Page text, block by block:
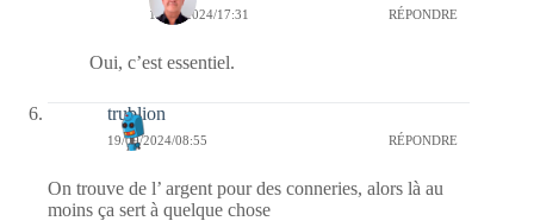
19/09/2024/17:31 RÉPONDRE
Oui, c’est essentiel.
trublion
19/09/2024/08:55 RÉPONDRE
On trouve de l’ argent pour des conneries, alors là au
moins ça sert à quelque chose